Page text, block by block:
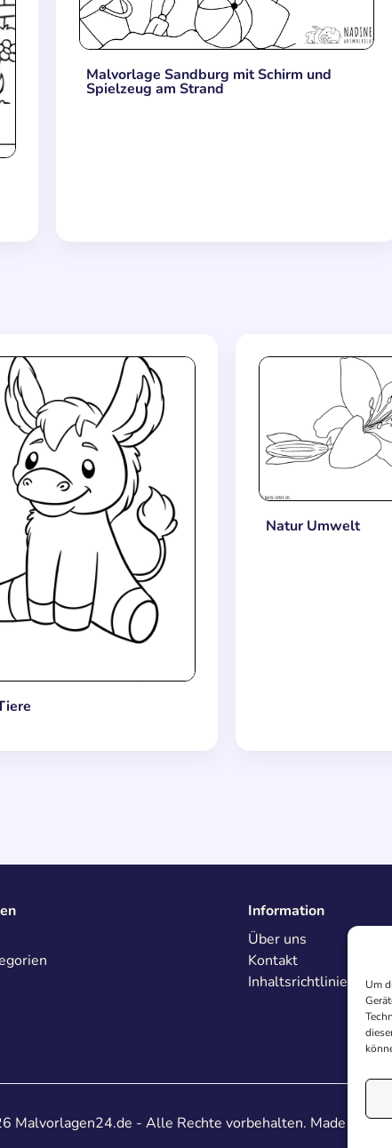
Um
Malvorlage Sandburg mit Schirm und
Spielzeug am Strand
Natur Umwelt
Information
Über uns
Kontakt
Inhaltsrichtlinien
Malvorlagen24.de - Alle Rechte vorbehalten. Made with♥